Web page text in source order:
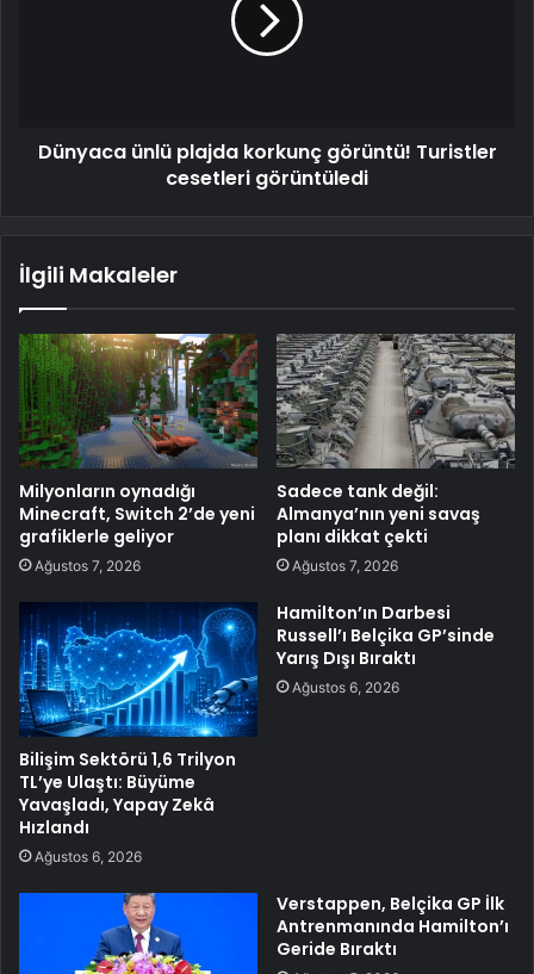
Dünyaca ünlü plajda korkunç görüntü! Turistler
cesetleri görüntüledi
İlgili Makaleler
Milyonların oynadığı
Minecraft, Switch 2’de yeni
grafiklerle geliyor
Ağustos 7, 2026
Sadece tank değil:
Almanya’nın yeni savaş
planı dikkat çekti
Ağustos 7, 2026
Bilişim Sektörü 1,6 Trilyon
TL’ye Ulaştı: Büyüme
Yavaşladı, Yapay Zekâ
Hızlandı
Ağustos 6, 2026
Hamilton’ın Darbesi
Russell’ı Belçika GP’sinde
Yarış Dışı Bıraktı
Ağustos 6, 2026
Verstappen, Belçika GP İlk
Antrenmanında Hamilton’ı
Geride Bıraktı